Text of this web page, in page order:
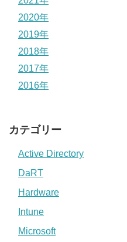
2020年
2019年
2018年
2017年
2016年
カテゴリー
Active Directory
DaRT
Hardware
Intune
Microsoft